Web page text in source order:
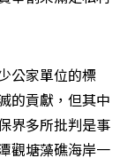
公家單位的標
的貢獻，但其中
界多所批判是事
觀塘藻礁海岸一